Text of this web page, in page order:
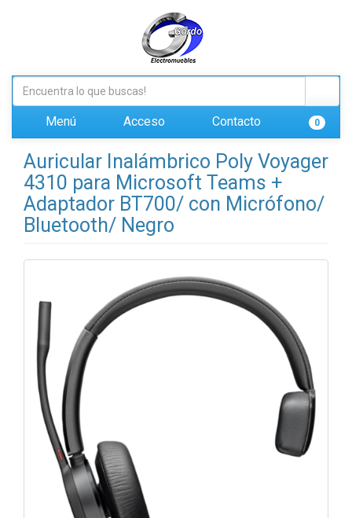
Menú Acceso Contacto 0
Auricular Inalámbrico Poly Voyager
4310 para Microsoft Teams +
Adaptador BT700/ con Micrófono/
Bluetooth/ Negro